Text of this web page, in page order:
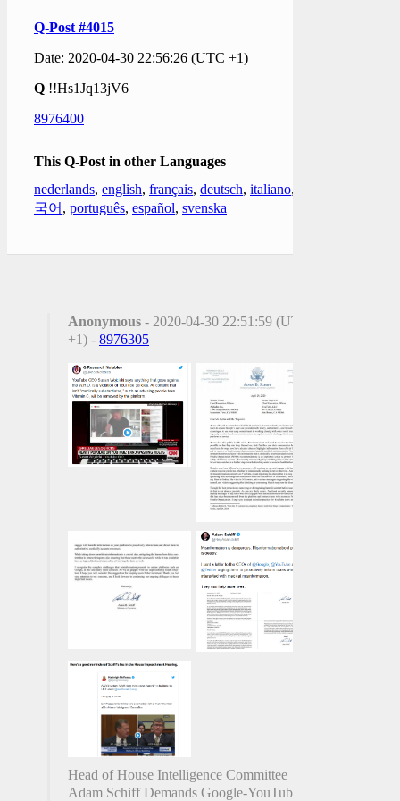
Q-Post #4015
Date: 2020-04-30 22:56:26 (UTC +1)
Q !!Hs1Jq13jV6
8976400
This Q-Post in other Languages
nederlands, english, français, deutsch, italiano,
국어 , português, español, svenska
Anonymous - 2020-04-30 22:51:59 (UTC
+1) - 8976305
Head of House Intelligence Committee
Adam Schiff Demands Google-YouTube-